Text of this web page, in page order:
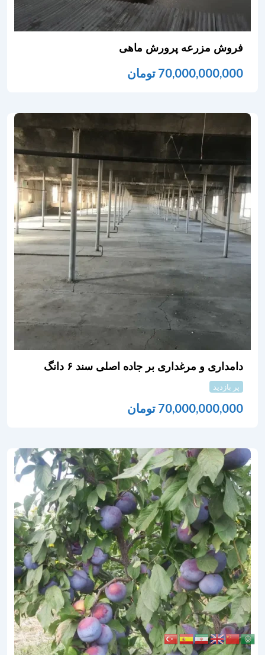
فروش مزرعه پرورش ماهی
70,000,000,000 تومان
دامداری و مرغداری بر جاده اصلی سند ۶ دانگ
پر بازدید
70,000,000,000 تومان